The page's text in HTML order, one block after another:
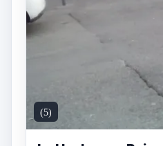
(5)